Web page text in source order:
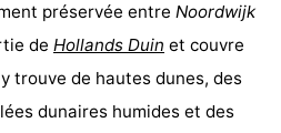
préservée entre Noordwijk
de Hollands Duin et couvre
trouve de hautes dunes, des
dunaires humides et des